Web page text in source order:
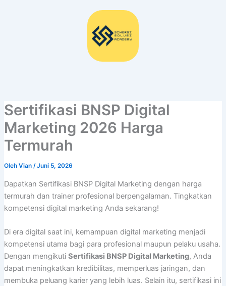
Sertifikasi BNSP Digital
Marketing 2026 Harga
Termurah
Oleh Vian /Juni 5, 2026
Dapatkan Sertifikasi BNSP Digital Marketing dengan harga
termurah dan trainer profesional berpengalaman. Tingkatkan
kompetensi digital marketing Anda sekarang!
Di era digital saat ini, kemampuan digital marketing menjadi
kompetensi utama bagi para profesional maupun pelaku usaha.
Dengan mengikuti Sertifikasi BNSP Digital Marketing, Anda
dapat meningkatkan kredibilitas, memperluas jaringan, dan
membuka peluang karier yang lebih luas. Selain itu, sertifikasi ini